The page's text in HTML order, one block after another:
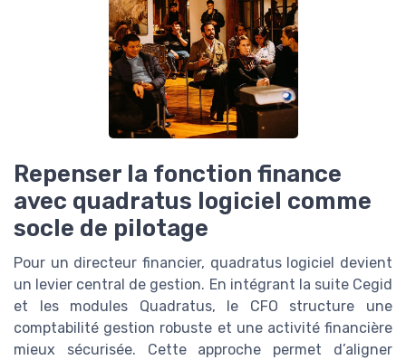
Repenser la fonction finance
avec quadratus logiciel comme
socle de pilotage
Pour un directeur financier, quadratus logiciel devient
un levier central de gestion. En intégrant la suite Cegid
et les modules Quadratus, le CFO structure une
comptabilité gestion robuste et une activité financière
mieux sécurisée. Cette approche permet d’aligner